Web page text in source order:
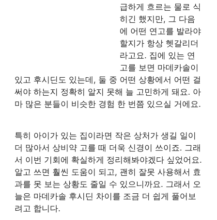
급하게 흐르는 물로 식
히긴 했지만, 그 다음
에 어떤 연고를 발라야
할지가 항상 헷갈리더
라고요. 집에 있는 연
고를 보면 마데카솔이
있고 후시딘도 있는데, 둘 중 어떤 상황에서 어떤 걸
써야 하는지 정확히 알지 못해 늘 고민하게 돼요. 아
마 많은 분들이 비슷한 경험 한 번쯤 있으실 거에요.
특히 아이가 있는 집이라면 작은 상처가 생길 일이
더 많아서 상비약 고를 때 더욱 신경이 쓰이죠. 그래
서 이번 기회에 확실하게 정리해봐야겠다 싶었어요.
알고 쓰면 훨씬 도움이 되고, 괜히 잘못 사용해서 효
과를 못 보는 상황도 줄일 수 있으니까요. 그래서 오
늘은 마데카솔 후시딘 차이를 조금 더 쉽게 풀어보
려고 합니다.